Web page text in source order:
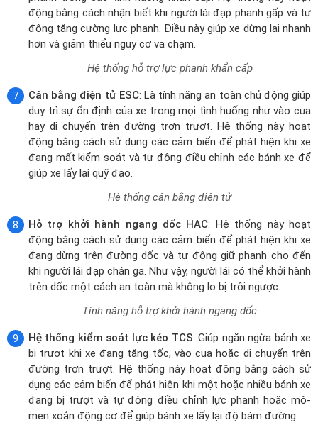
Hệ thống cân bằng điện tử
Hỗ trợ khởi hành ngang dốc HAC: Hệ thống này hoạt
động bằng cách sử dụng các cảm biến để phát hiện khi xe
đang dừng trên đường dốc và tự động giữ phanh cho đến
trên dốc một cách an toàn mà không lo bị trôi ngược.
Tính năng hỗ trợ khởi hành ngang dốc
Hệ thống kiểm soát lực kéo TCS : Giúp ngăn ngừa bánh xe
bị trượt khi xe đang tăng tốc, vào cua hoặc di chuyển trên
đường trơn trượt. Hệ thống này hoạt động bằng cách sử
dụng các cảm biến để phát hiện khi một hoặc nhiều bánh xe
men xoắn động cơ để giúp bánh xe lấy lại độ bám đường.
Hệ thống kiểm soát lực kéo
Cảm biến áp suất lốp TPMS: Là một thiết bị theo dõi áp
suất và nhiệt độ lốp xe của ô tô. Các cảm biến được lắp
đặt trong mỗi lốp xe và gửi dữ liệu áp suất và nhiệt độ đến
hình thông tin hoặc bảng đồng hồ của xe, giúp người lái có
thể theo dõi tình trạng của lốp xe có bị non hơi hay quá áp
hay không để xử lý kịp thời.
Cảm biến áp suất lốp ô tô
Như vậy, Hyundai Venue 1.0 T-GDi Đặc biệt là một lựa chọn hấp